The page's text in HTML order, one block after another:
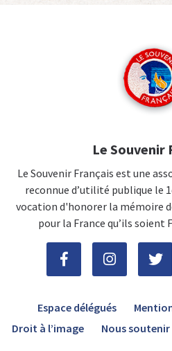
Le Souvenir
Le Souvenir Français est une
reconnue d’utilité publique le
vocation d'honorer la mémoire
pour la France qu’ils soient
Espace délégués
Droit à l’image
Nous soutenir